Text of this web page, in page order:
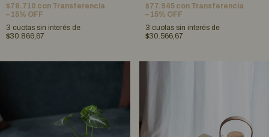
$78.710 con Transferencia
– 15% OFF
3 cuotas sin interés de
$30.866,67
$77.945 con Transferencia
– 15% OFF
3 cuotas sin interés de
$30.566,67